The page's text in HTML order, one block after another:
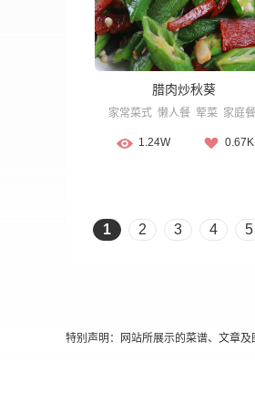
腊肉炒秋葵
家常菜式 懒人餐 荤菜 家庭餐
1.24W 0.67K
1 2 3 4 5
特别声明：网站所展示的菜谱、文章